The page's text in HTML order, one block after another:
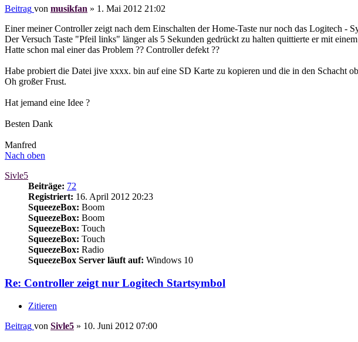
Beitrag von musikfan » 1. Mai 2012 21:02
Einer meiner Controller zeigt nach dem Einschalten der Home-Taste nur noch das Logitech -
Der Versuch Taste "Pfeil links" länger als 5 Sekunden gedrückt zu halten quittierte er mit
Hatte schon mal einer das Problem ?? Controller defekt ??
Habe probiert die Datei jive xxxx. bin auf eine SD Karte zu kopieren und die in den Schacht
Oh großer Frust.
Hat jemand eine Idee ?
Besten Dank
Manfred
Nach oben
Sivle5
Beiträge: 72
Registriert: 16. April 2012 20:23
SqueezeBox: Boom
SqueezeBox: Boom
SqueezeBox: Touch
SqueezeBox: Touch
SqueezeBox: Radio
SqueezeBox Server läuft auf: Windows 10
Re: Controller zeigt nur Logitech Startsymbol
Zitieren
Beitrag von Sivle5 » 10. Juni 2012 07:00